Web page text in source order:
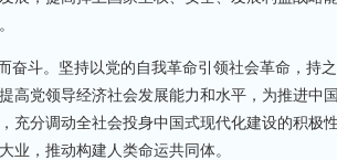
斗。坚持以党的自我革命引领社会革命，持之
党领导经济社会发展能力和水平，为推进中
充分调动全社会投身中国式现代化建设的积极
业，推动构建人类命运共同体。